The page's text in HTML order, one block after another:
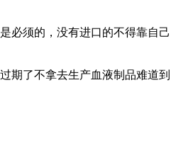
必须的，没有进口的不得靠自己
期了不拿去生产血液制品难道到